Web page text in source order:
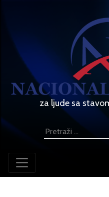
za ljude sa